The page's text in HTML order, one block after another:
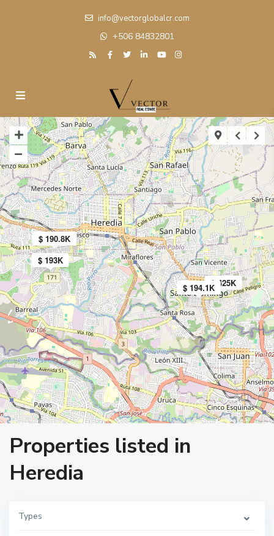
info@vectorglobalcr.com
+506 84832801
$ 425K
$ 193K
$ 194.1K
$ 190.8K
Properties listed in
Heredia
Types